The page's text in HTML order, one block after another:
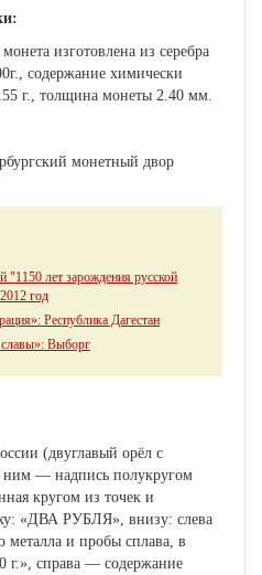
изготовлена из серебра
содержание химически
г., толщина монеты 2.40 мм.
монетный двор
лет зарождения русской
год
Республика Дагестан
славы»: Выборг
(двуглавый орёл с
— надпись полукругом
кругом из точек и
«ДВА РУБЛЯ», внизу: слева
металла и пробы сплава, в
г.», справа — содержание